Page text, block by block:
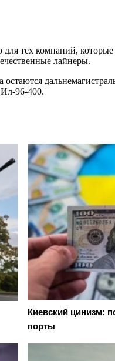
тех компаний, которые
лайнеры.
96-400.
Киевский цинизм:
порты